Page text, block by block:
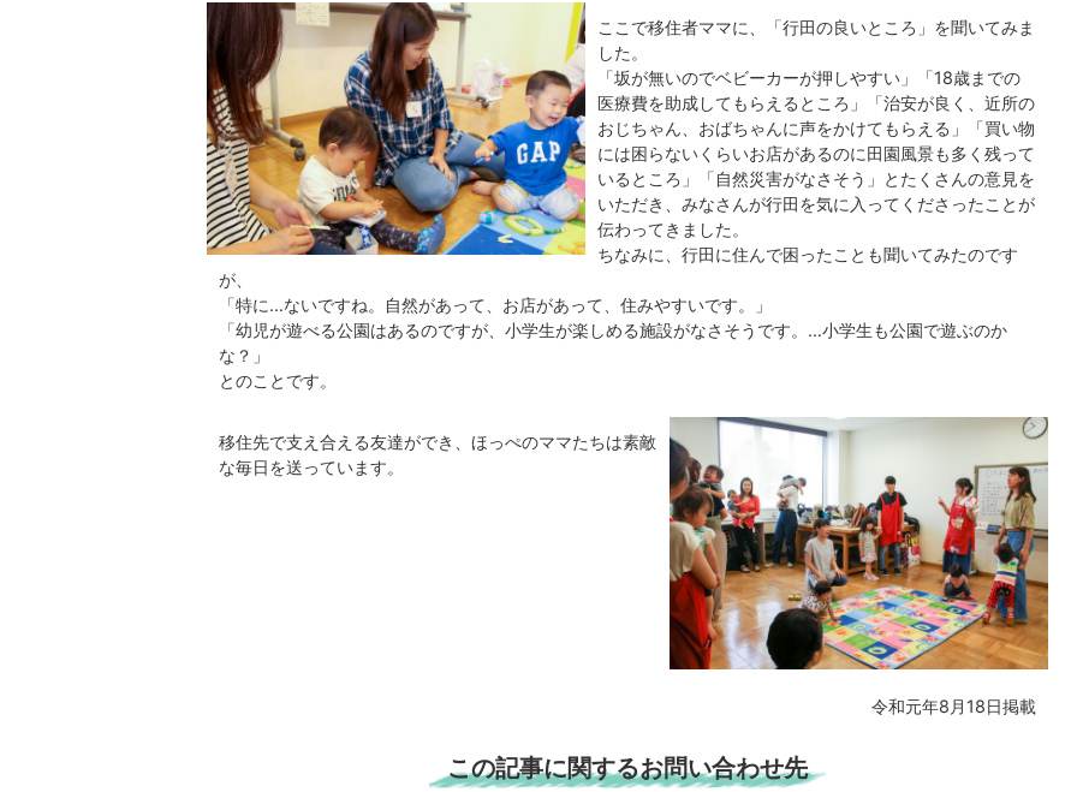
ここで移住者ママに、「行田の良いところ」を聞いてみま
した。
「坂が無いのでベビーカーが押しやすい」「18歳までの
医療費を助成してもらえるところ」「治安が良く、近所の
おじちゃん、おばちゃんに声をかけてもらえる」「買い物
には困らないくらいお店があるのに田園風景も多く残って
いるところ」「自然災害がなさそう」とたくさんの意見を
いただき、みなさんが行田を気に入ってくださったことが
伝わってきました。
ちなみに、行田に住んで困ったことも聞いてみたのです
が、
「特に…ないですね。自然があって、お店があって、住みやすいです。」
「幼児が遊べる公園はあるのですが、小学生が楽しめる施設がなさそうです。…小学生も公園で遊ぶのか
な？」
とのことです。
移住先で支え合える友達ができ、ほっぺのママたちは素敵
な毎日を送っています。
令和元年8月18日掲載
この記事に関するお問い合わせ先